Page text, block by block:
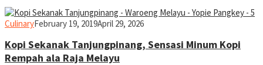
Culinaryyopiefranz
February 19, 2019April 29, 2026
Kopi Sekanak Tanjungpinang, Sensasi Minum Kopi
Rempah ala Raja Melayu